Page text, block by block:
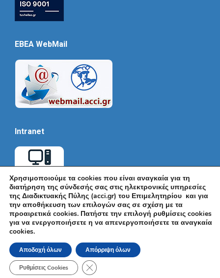
EBEA WebMail
Intranet
© Εμπορικό και Βιομηχανικό Επιμελητήριο Αθηνών 2026 |
Ακαδημίας 7, ΤΚ: 10671, Αθήνα, Τηλ: +30 210 3604815, e-mail:
info@acci.gr
Όροι Χρήσης|Πολιτική Ασφάλειας|Πολιτική Απορρήτου
Προσβασιμότητας
Powered by KNOWLEDGE A.E.
Χρησιμοποιούμε τα cookies που είναι αναγκαία για τη
διατήρηση της σύνδεσής σας στις ηλεκτρονικές υπηρεσίες
της Διαδικτυακής Πύλης (acci.gr) του Επιμελητηρίου και για
την αποθήκευση των επιλογών σας σε σχέση με τα
προαιρετικά cookies. Πατήστε την επιλογή ρυθμίσεις cookies
για να ενεργοποιήσετε η να απενεργοποιήσετε τα αναγκαία
cookies.
Αποδοχή όλων Απόρριψη όλων
Ρυθμίσεις Cookies Κλείσιμο του Cookie banner για το GDPR